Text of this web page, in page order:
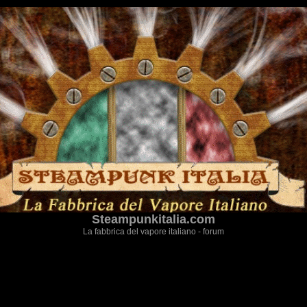
Steampunkitalia.com
La fabbrica del vapore italiano - forum